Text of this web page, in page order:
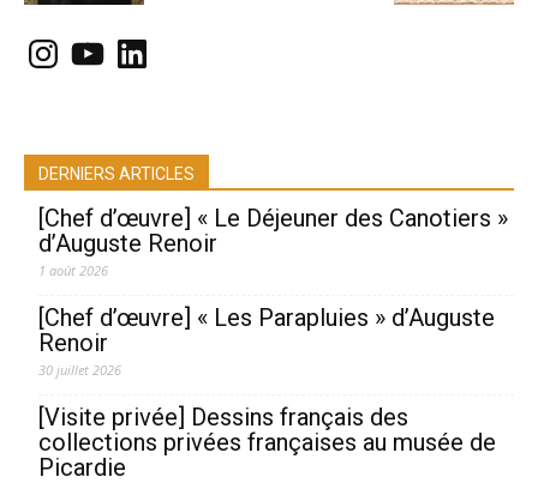
Instagram
YouTubeLinkedIn
DERNIERS ARTICLES
[Chef d’œuvre] « Le Déjeuner des Canotiers »
d’Auguste Renoir
1 août 2026
[Chef d’œuvre] « Les Parapluies » d’Auguste
Renoir
30 juillet 2026
[Visite privée] Dessins français des
collections privées françaises au musée de
Picardie